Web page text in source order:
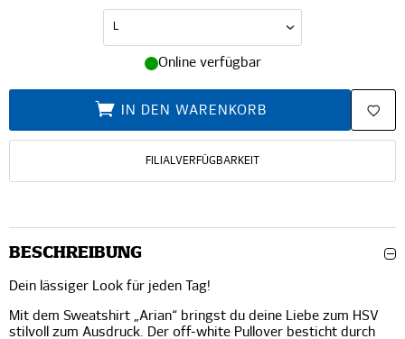
Online verfügbar
IN DEN WARENKORB
FILIALVERFÜGBARKEIT
BESCHREIBUNG
Dein lässiger Look für jeden Tag!
Mit dem Sweatshirt „Arian“ bringst du deine Liebe zum HSV
stilvoll zum Ausdruck. Der off-white Pullover besticht durch